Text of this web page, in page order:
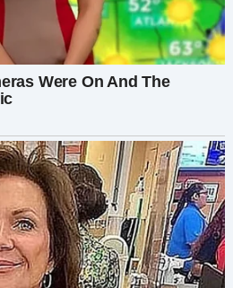
И если у вас тоже
расскажите в
поддерживать друг
этого достойны.